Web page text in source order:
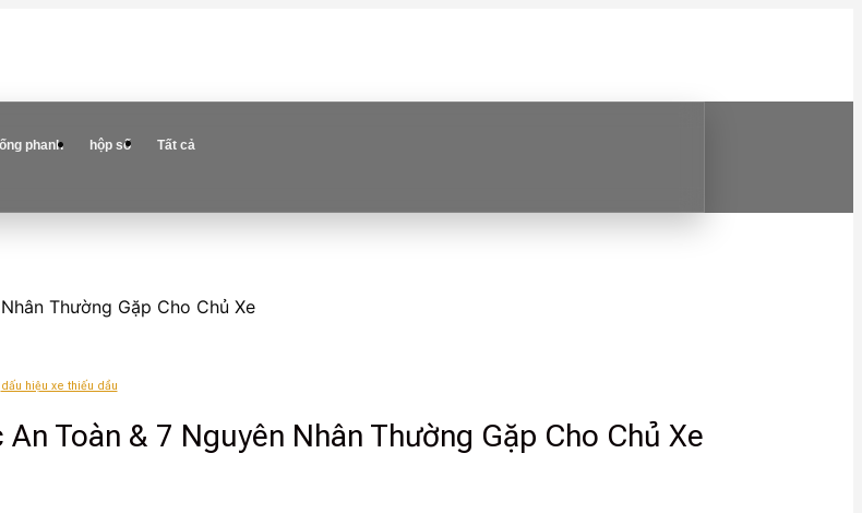
phanh hộp số Tất cả
Thường Gặp Cho Chủ Xe
dấu hiệu xe thiếu dầu
Toàn & 7 Nguyên Nhân Thường Gặp Cho Chủ Xe